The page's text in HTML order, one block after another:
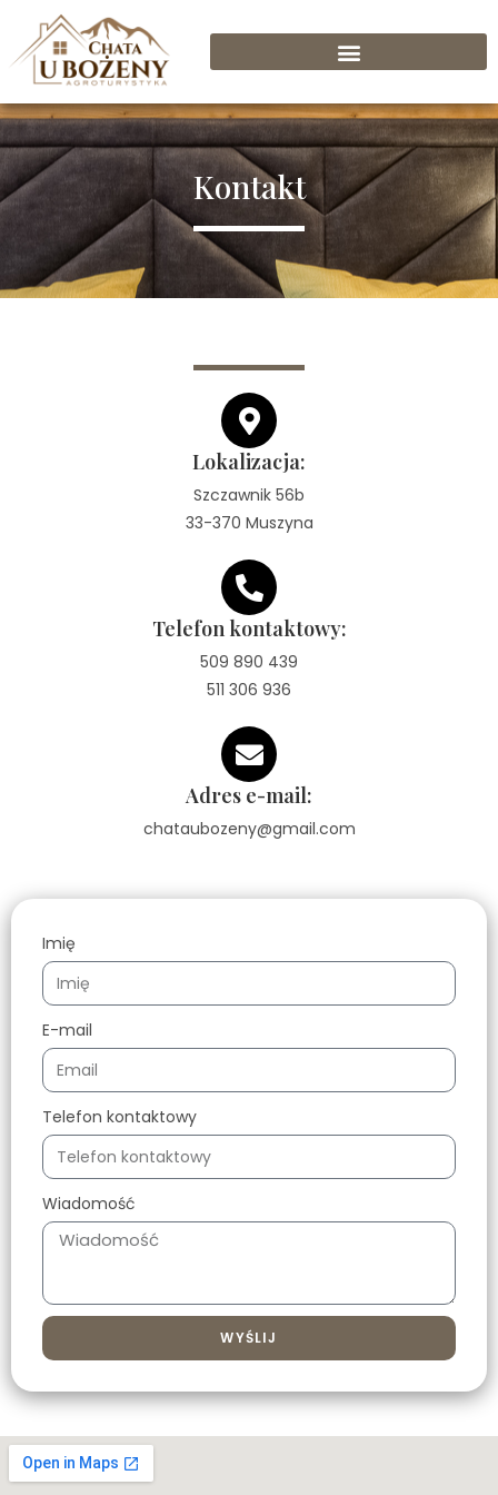
Kontakt
Lokalizacja:
Szczawnik 56b
33-370 Muszyna
Telefon kontaktowy:
509 890 439
511 306 936
Adres e-mail:
chataubozeny@gmail.com
Imię
E-mail
Telefon kontaktowy
Wiadomość
WYŚLIJ